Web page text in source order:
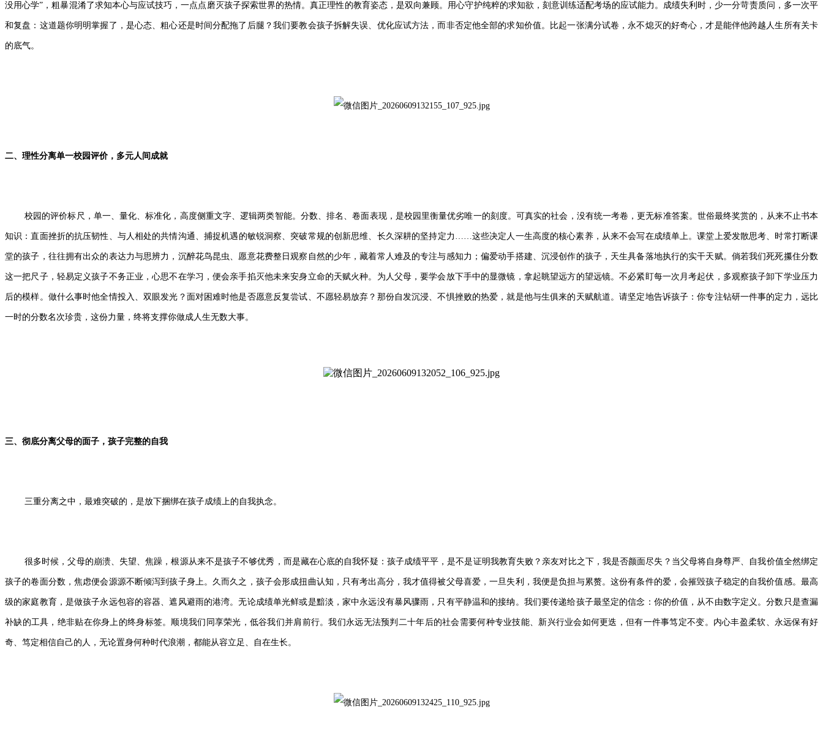
没用心学”，粗暴混淆了求知本心与应试技巧，一点点磨灭孩子探索世界的热情。真正理性的教育姿态，是双向兼顾。用心守护纯粹的求知欲，刻意训练适配考场的应试能力。成绩失利时，少一分苛责质问，多一次平
和复盘：这道题你明明掌握了，是心态、粗心还是时间分配拖了后腿？我们要教会孩子拆解失误、优化应试方法，而非否定他全部的求知价值。比起一张满分试卷，永不熄灭的好奇心，才是能伴他跨越人生所有关卡
的底气。
二、理性分离单一校园评价，多元人间成就
校园的评价标尺，单一、量化、标准化，高度侧重文字、逻辑两类智能。分数、排名、卷面表现，是校园里衡量优劣唯一的刻度。可真实的社会，没有统一考卷，更无标准答案。世俗最终奖赏的，从来不止书本
知识：直面挫折的抗压韧性、与人相处的共情沟通、捕捉机遇的敏锐洞察、突破常规的创新思维、长久深耕的坚持定力……这些决定人一生高度的核心素养，从来不会写在成绩单上。课堂上爱发散思考、时常打断课
堂的孩子，往往拥有出众的表达力与思辨力，沉醉花鸟昆虫、愿意花费整日观察自然的少年，藏着常人难及的专注与感知力；偏爱动手搭建、沉浸创作的孩子，天生具备落地执行的实干天赋。倘若我们死死攥住分数
这一把尺子，轻易定义孩子不务正业，心思不在学习，便会亲手掐灭他未来安身立命的天赋火种。为人父母，要学会放下手中的显微镜，拿起眺望远方的望远镜。不必紧盯每一次月考起伏，多观察孩子卸下学业压力
后的模样。做什么事时他全情投入、双眼发光？面对困难时他是否愿意反复尝试、不愿轻易放弃？那份自发沉浸、不惧挫败的热爱，就是他与生俱来的天赋航道。请坚定地告诉孩子：你专注钻研一件事的定力，远比
一时的分数名次珍贵，这份力量，终将支撑你做成人生无数大事。
三、彻底分离父母的面子，孩子完整的自我
三重分离之中，最难突破的，是放下捆绑在孩子成绩上的自我执念。
很多时候，父母的崩溃、失望、焦躁，根源从来不是孩子不够优秀，而是藏在心底的自我怀疑：孩子成绩平平，是不是证明我教育失败？亲友对比之下，我是否颜面尽失？当父母将自身尊严、自我价值全然绑定
孩子的卷面分数，焦虑便会源源不断倾泻到孩子身上。久而久之，孩子会形成扭曲认知，只有考出高分，我才值得被父母喜爱，一旦失利，我便是负担与累赘。这份有条件的爱，会摧毁孩子稳定的自我价值感。最高
级的家庭教育，是做孩子永远包容的容器、遮风避雨的港湾。无论成绩单光鲜或是黯淡，家中永远没有暴风骤雨，只有平静温和的接纳。我们要传递给孩子最坚定的信念：你的价值，从不由数字定义。分数只是查漏
补缺的工具，绝非贴在你身上的终身标签。顺境我们同享荣光，低谷我们并肩前行。我们永远无法预判二十年后的社会需要何种专业技能、新兴行业会如何更迭，但有一件事笃定不变。内心丰盈柔软、永远保有好
奇、笃定相信自己的人，无论置身何种时代浪潮，都能从容立足、自在生长。